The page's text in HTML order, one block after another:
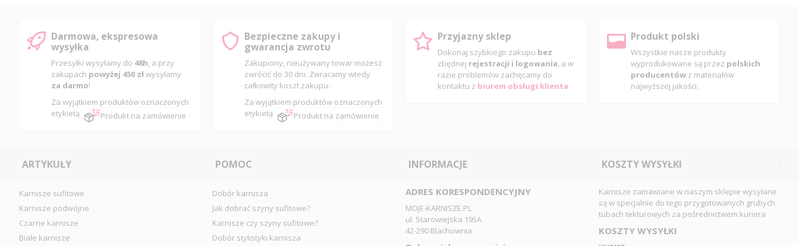
Darmowa, ekspresowa
wysyłka
Przesyłki wysyłamy do 48h, a przy
zakupach powyżej 450 złwysyłamy
za darmo!
Za wyjątkiem produktów oznaczonych
etykietą
Produkt na zamówienie
Bezpieczne zakupy i
gwarancja zwrotu
Zakupiony, nieużywany towar możesz
zwrócić do 30 dni. Zwracamy wtedy
całkowity koszt zakupu.
Za wyjątkiem produktów oznaczonych
etykietą
Produkt na zamówienie
Przyjazny sklep
Dokonaj szybkiego zakupu bez
zbędnej rejestracji i logowania, a w
razie problemów zachęcamy do
kontaktu z biurem obsługi klienta
Produkt polski
Wszystkie nasze produkty
wyprodukowane są przez polskich
producentów z materiałów
najwyższej jakości.
ARTYKUŁY
Karnisze sufitowe
Karnisze podwójne
Czarne karnisze
Białe karnisze
POMOC
Dobór karnisza
Jak dobrać szyny sufitowe?
Karnisze czy szyny sufitowe?
Dobór stylistyki karnisza
INFORMACJE
ADRES KORESPONDENCYJNY
MOJE-KARNISZE.PL
ul. Starowiejska 195A
42-290 Blachownia
KOSZTY WYSYŁKI
Karnisze zamawiane w naszym sklepie wysyłane
są w specjalnie do tego przygotowanych grubych
tubach tekturowych za pośrednictwem kuriera
KOSZTY WYSYŁKI